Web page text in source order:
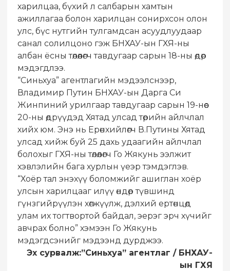
харилцаа, бүхий л салбарын хамтын
ажиллагаа болон харилцан сонирхсон олон
улс, бүс нутгийн тулгамдсан асуудлуудаар
санал солилцоно гэж БНХАУ-ын ГХЯ-ны
албан ёсны төлөөлөгч тавдугаар сарын 18-ны өдөр
мэдэгдлээ.
“Синьхуа” агентлагийн мэдээлснээр,
Владимир Путин БНХАУ-ын Дарга Си
Жинпиний урилгаар тавдугаар сарын 19-нөөс
20-ны өдрүүдэд Хятад улсад төрийн айлчлал
хийх юм. Энэ нь Ерөнхийлөгч В.Путины Хятад
улсад хийж буй 25 дахь удаагийн айлчлал
болохыг ГХЯ-ны төлөөлөгч Го Жякунь ээлжит
хэвлэлийн бага хурлын үеэр тэмдэглэв.
“Хоёр тал энэхүү боломжийг ашиглан хоёр
улсын харилцааг илүү өндөр түвшинд
гүнзгийрүүлэн хөгжүүлж, дэлхий ертөнцөд
улам их тогтвортой байдал, эерэг эрч хүчийг
авчрах болно” хэмээн Го Жякунь
мэдэгдсэнийг мэдээнд дурджээ.
Эх сурвалж:”Синьхуа” агентлаг / БНХАУ-
ын ГХЯ